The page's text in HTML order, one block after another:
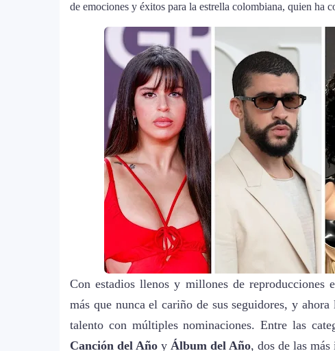
de emociones y éxitos para la estrella colombiana, quien ha
Con estadios llenos y millones de
más que nunca el cariño de sus seguidores, y
talento con múltiples nominaciones. Entre las
Canción del Año y Álbum del Año, dos de las